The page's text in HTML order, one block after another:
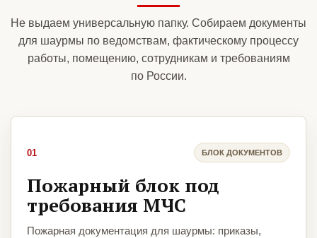
Не выдаем универсальную папку. Собираем документы
для шаурмы по ведомствам, фактическому процессу
работы, помещению, сотрудникам и требованиям
по России.
01 БЛОК ДОКУМЕНТОВ
Пожарный блок под
требования МЧС
Пожарная документация для шаурмы: приказы,